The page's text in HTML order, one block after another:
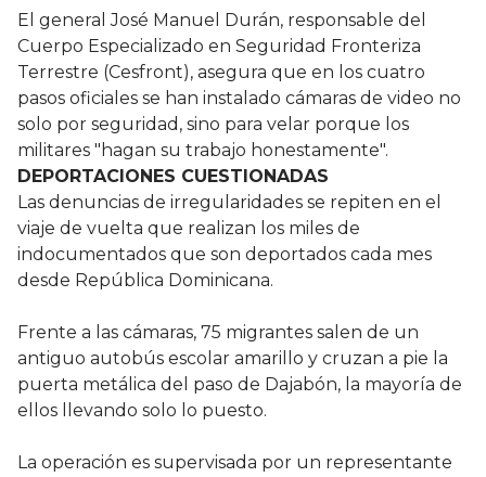
El general José Manuel Durán, responsable del
Cuerpo Especializado en Seguridad Fronteriza
Terrestre (Cesfront), asegura que en los cuatro
pasos oficiales se han instalado cámaras de video no
solo por seguridad, sino para velar porque los
militares "hagan su trabajo honestamente".
DEPORTACIONES CUESTIONADAS
Las denuncias de irregularidades se repiten en el
viaje de vuelta que realizan los miles de
indocumentados que son deportados cada mes
desde República Dominicana.
Frente a las cámaras, 75 migrantes salen de un
antiguo autobús escolar amarillo y cruzan a pie la
puerta metálica del paso de Dajabón, la mayoría de
ellos llevando solo lo puesto.
La operación es supervisada por un representante